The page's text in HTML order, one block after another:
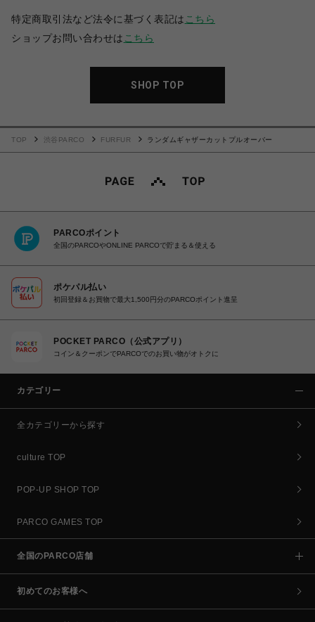
特定商取引法など法令に基づく表記は こちら
ショップお問い合わせは こちら
SHOP TOP
TOP 渋谷PARCO FURFUR ランダムギャザーカットプルオーバー
PARCOポイント
全国のPARCOやONLINE PARCOで貯まる＆使える
ポケパル払い
初回登録＆お買物で最大1,500円分のPARCOポイント進呈
POCKET PARCO（公式アプリ）
コイン＆クーポンでPARCOでのお買い物がオトクに
カテゴリー
全カテゴリーから探す
culture TOP
POP-UP SHOP TOP
PARCO GAMES TOP
全国のPARCO店舗
初めてのお客様へ